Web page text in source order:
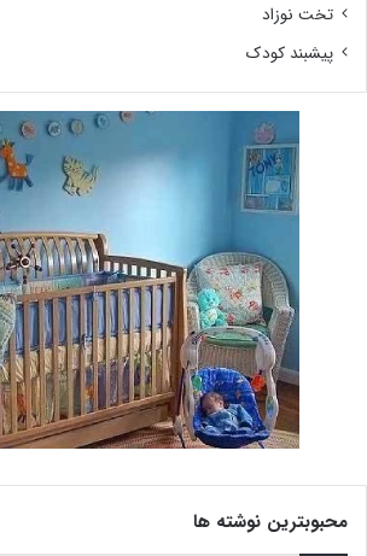
تخت نوزاد
پیشبند کودک
محبوبترین نوشته ها